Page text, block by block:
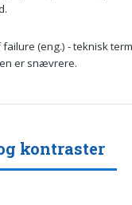
(eng.) - teknisk
er snævrere.
kontraster